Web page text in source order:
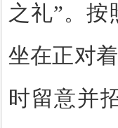
之礼”。按
坐在正对
时留意并